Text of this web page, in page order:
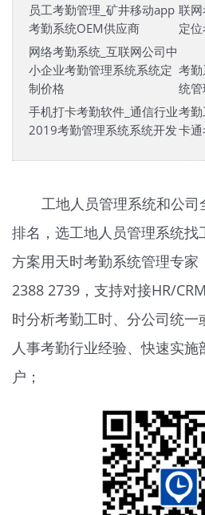
员工考勤管理_矿井移动app
考勤系统OEM供应商
联
定
网络考勤系统_互联网公司中
小企业考勤管理系统系统定
制价格
考
统
手机打卡考勤软件_通信行业
2019考勤管理系统系统开发
考
卡
工地人员管理系统和公
排名，选工地人员管理系统
方案用天时考勤系统管理专家
2388 2739，支持对接HR/
时分析考勤工时、分公司统
人事考勤行业经验、快速实
户；